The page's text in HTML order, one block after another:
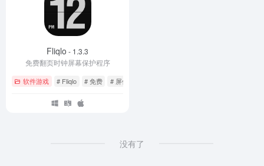
Fliqlo - 1.3.3
免费翻页时钟屏幕保护程序
软件游戏 # Fliqlo # 免费 # 屏保
没有了